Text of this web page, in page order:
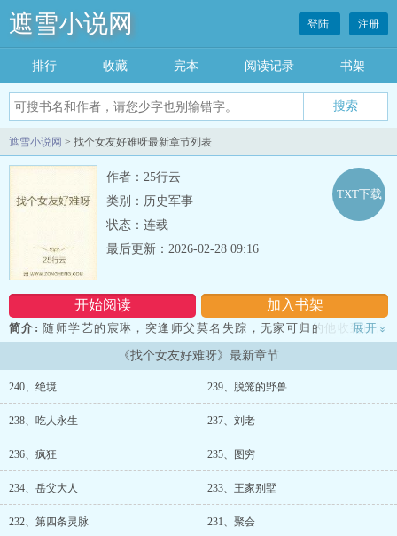
遮雪小说网 登陆 注册
排行 收藏 完本 阅读记录 书架
遮雪小说网 > 找个女友好难呀最新章节列表
作者：25行云
类别：历史军事
状态：连载
开始阅读 加入书架
TXT下载
最后更新：2026-02-28 09:16
简介: 随师学艺的宸琳，突逢师父莫名失踪，无家可归的他收到山海
高中教导主任消息，召他打入山海高中学生内部作为分手大师，负责
进行早恋现象的监督排查工作。 受金钱诱惑的宸琳欣然领命，却阴
差阳错下牵了一条条红线。当被周围一波波狗粮噎得够呛时，宸琳觉
展开 »
《找个女友好难呀》最新章节
240、绝境 239、脱笼的野兽
238、吃人永生 237、刘老
236、疯狂 235、图穷
234、岳父大人 233、王家别墅
232、第四条灵脉 231、聚会